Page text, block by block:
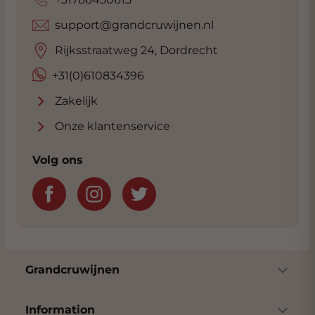
+31(0)610834396
support@grandcruwijnen.nl
Rijksstraatweg 24, Dordrecht
Zakelijk
Onze klantenservice
Volg ons
Grandcruwijnen
Information